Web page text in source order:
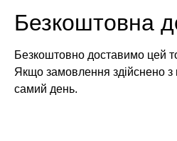
Безкоштовна
Безкоштовно доставимо цей
Якщо замовлення здійснено з
самий день.